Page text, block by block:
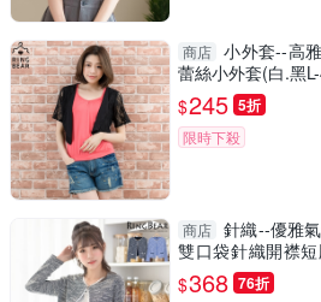
商店 小外套--高
蕾絲小外套(白.黑
$245 5折
限時下殺
商店 針織--優雅
雙口袋針織開襟
圈熊中大尺碼
$368 76折